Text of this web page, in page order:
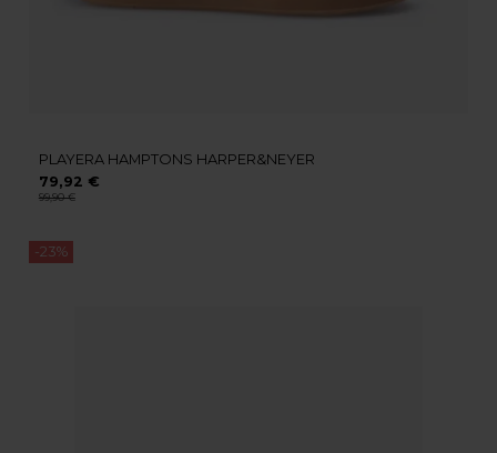
PLAYERA HAMPTONS HARPER&NEYER
79,92 €
99,90 €
-23%